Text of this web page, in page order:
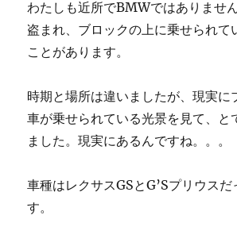
わたしも近所でBMWではありませ
盗まれ、ブロックの上に乗せられて
ことがあります。
時期と場所は違いましたが、現実に
車が乗せられている光景を見て、と
ました。現実にあるんですね。。。
車種はレクサスGSとG’Sプリウスだ
す。